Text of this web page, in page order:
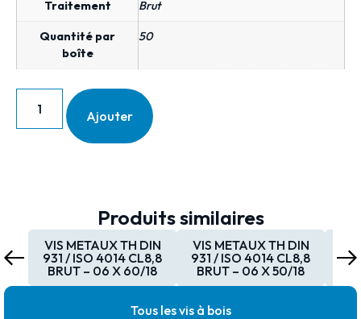
Traitement Brut
Quantité par
boîte
50
Ajouter
Produits similaires
VIS METAUX TH DIN
931 / ISO 4014 CL8,8
BRUT – 06 X 60/18
VIS METAUX TH DIN
931 / ISO 4014 CL8,8
BRUT – 06 X 50/18
Tous les vis à bois